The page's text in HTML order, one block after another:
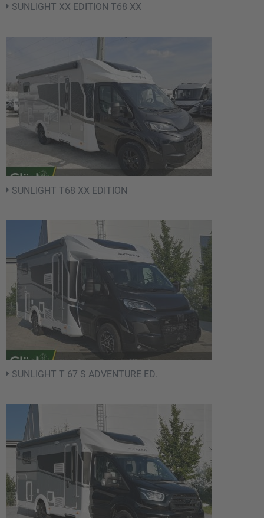
SUNLIGHT XX EDITION T68 XX
SUNLIGHT T68 XX EDITION
SUNLIGHT T 67 S ADVENTURE ED.